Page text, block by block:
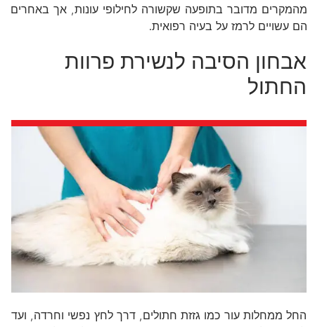
מהמקרים מדובר בתופעה שקשורה לחילופי עונות, אך באחרים
הם עשויים לרמז על בעיה רפואית.
אבחון הסיבה לנשירת פרוות
החתול
החל ממחלות עור כמו גזזת חתולים, דרך לחץ נפשי וחרדה, ועד